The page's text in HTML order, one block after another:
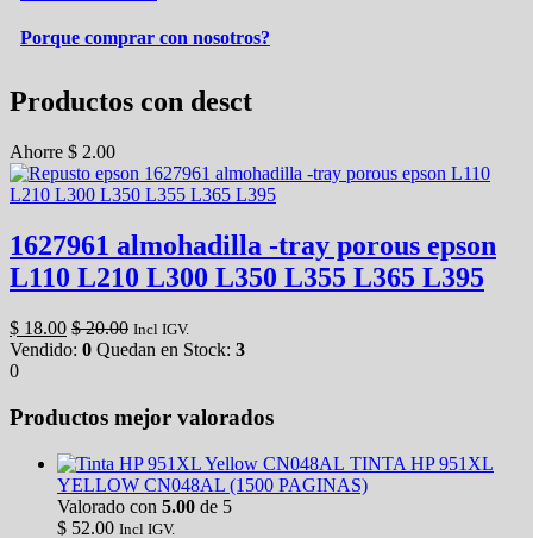
Porque comprar con nosotros?
Productos con desct
Ahorre $ 2.00
1627961 almohadilla -tray porous epson
L110 L210 L300 L350 L355 L365 L395
$ 18.00 $20.00 Incl IGV.
Vendido: 0 Quedan en Stock: 3
0
Productos mejor valorados
TINTA HP 951XL
YELLOW CN048AL (1500 PAGINAS)
Valorado con 5.00 de 5
$ 52.00 Incl IGV.